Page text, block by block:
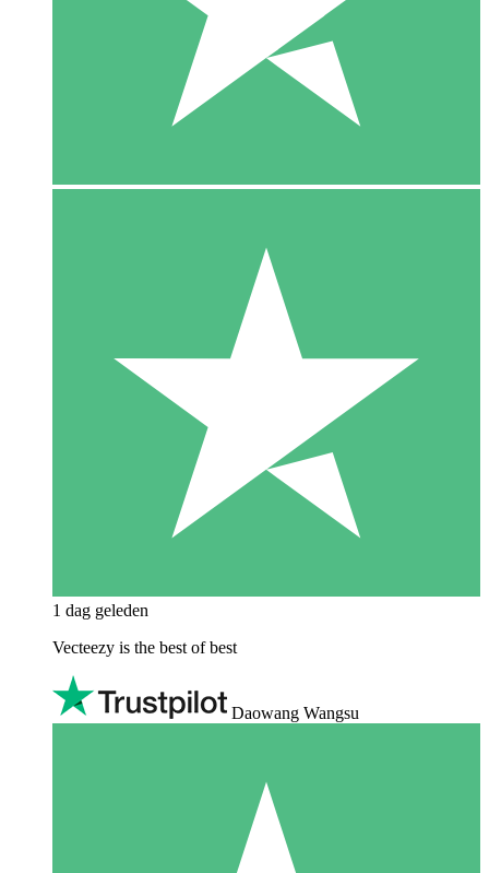
1 dag geleden
Vecteezy is the best of best
Daowang Wangsu